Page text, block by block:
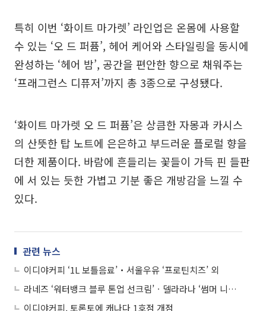
특히 이번 ‘화이트 마가렛’ 라인업은 온몸에 사용할
수 있는 ‘오 드 퍼퓸’, 헤어 케어와 스타일링을 동시에
완성하는 ‘헤어 밤’, 공간을 편안한 향으로 채워주는
‘프래그런스 디퓨저’까지 총 3종으로 구성됐다.
‘화이트 마가렛 오 드 퍼퓸’은 상큼한 자몽과 카시스
의 산뜻한 탑 노트에 은은하고 부드러운 플로럴 향을
더한 제품이다. 바람에 흔들리는 꽃들이 가득 핀 들판
에 서 있는 듯한 가볍고 기분 좋은 개방감을 느낄 수
있다.
관련 뉴스
이디야커피 ‘1L 보틀음료’‧서울우유 ‘프로틴치즈’ 외
라네즈 ‘워터뱅크 블루 톤업 선크림’ㆍ델라라나 ‘썸머 니트 컬렉션’ 외
이디야커피, 토론토에 캐나다 1호점 개점